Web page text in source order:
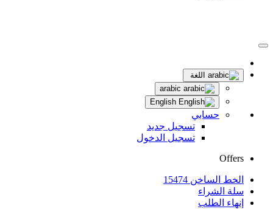
اللغة
حسابي
تسجيل جديد
تسجيل الدخول
Offers
الخط الساخن 15474
سلة الشراء
إنهاء الطلب